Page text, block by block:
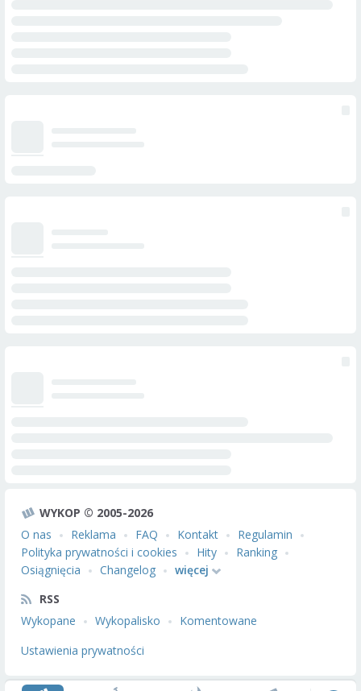
WYKOP © 2005-2026
O nas
Reklama FAQ Kontakt
Regulamin
Polityka prywatności i cookies
Hity
Ranking
Osiągnięcia
Changelog
więcej
RSS
Wykopane
Wykopalisko
Komentowane
Ustawienia prywatności